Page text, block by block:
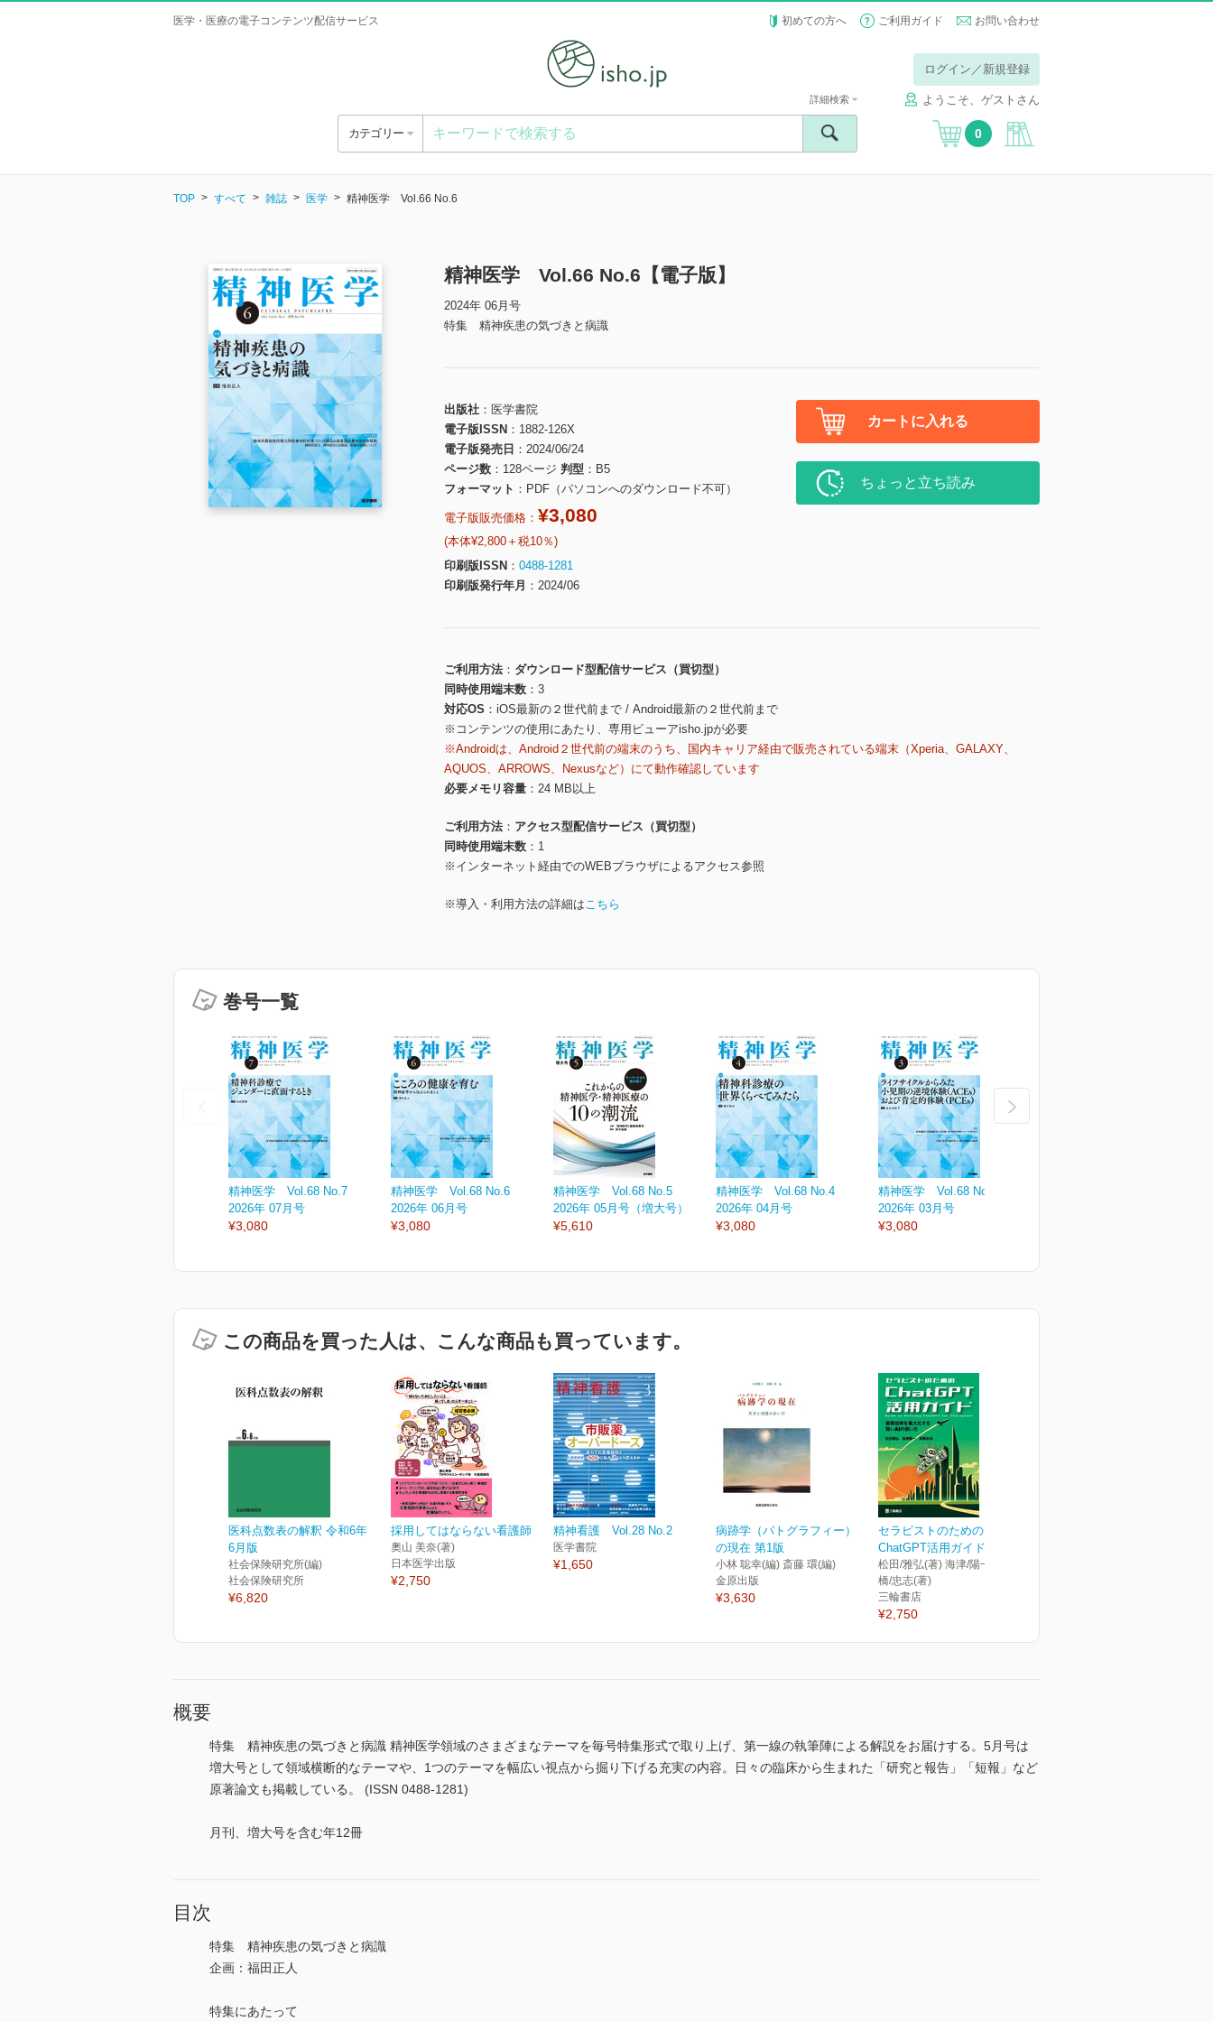
医学・医療の電子コンテンツ配信サービス 初めての方へ ご利用ガイド お問い合わせ
ログイン／新規登録
ようこそ、ゲストさん
カテゴリー
詳細検索
0
TOP すべて 雑誌 医学 精神医学 Vol.66 No.6
精神医学 Vol.66 No.6【電子版】
2024年 06月号
特集 精神疾患の気づきと病識
出版社
医学書院
電子版ISSN
1882-126X
電子版発売日
2024/06/24
ページ数
128ページ 判型
B5
フォーマット
PDF（パソコンへのダウンロード不可）
電子版販売価格： ¥3,080
(本体¥2,800＋税10％)
印刷版ISSN
0488-1281
印刷版発行年月
2024/06
カートに入れる
ちょっと立ち読み
ご利用方法
ダウンロード型配信サービス（買切型）
同時使用端末数
3
対応OS
iOS最新の２世代前まで / Android最新の２世代前まで
※コンテンツの使用にあたり、専用ビューアisho.jpが必要
※Androidは、Android２世代前の端末のうち、国内キャリア経由で販売されている端末（Xperia、GALAXY、
AQUOS、ARROWS、Nexusなど）にて動作確認しています
必要メモリ容量
24 MB以上
ご利用方法
アクセス型配信サービス（買切型）
同時使用端末数
1
※インターネット経由でのWEBブラウザによるアクセス参照
※導入・利用方法の詳細はこちら
巻号一覧
精神医学 Vol.68 No.7
2026年 07月号
¥3,080
精神医学 Vol.68 No.6
2026年 06月号
¥3,080
精神医学 Vol.68 No.5
2026年 05月号（増大号）
¥5,610
精神医学 Vol.68 No.4
2026年 04月号
¥3,080
精神医学 Vol.68 No.3
2026年 03月号
¥3,080
この商品を買った人は、こんな商品も買っています。
医科点数表の解釈 令和6年
6月版
社会保険研究所(編)
社会保険研究所
¥6,820
採用してはならない看護師
奧山 美奈(著)
日本医学出版
¥2,750
精神看護 Vol.28 No.2
医学書院
¥1,650
病跡学（パトグラフィー）
の現在 第1版
小林 聡幸(編) 斎藤 環(編)
金原出版
¥3,630
セラピストのための
ChatGPT活用ガイド 業...
松田/雅弘(著) 海津/陽一(著) 髙
橋/忠志(著)
三輪書店
¥2,750
概要
特集 精神疾患の気づきと病識 精神医学領域のさまざまなテーマを毎号特集形式で取り上げ、第一線の執筆陣による解説をお届けする。5月号は
増大号として領域横断的なテーマや、1つのテーマを幅広い視点から掘り下げる充実の内容。日々の臨床から生まれた「研究と報告」「短報」など
原著論文も掲載している。 (ISSN 0488-1281)
月刊、増大号を含む年12冊
目次
特集 精神疾患の気づきと病識
企画：福田正人
特集にあたって